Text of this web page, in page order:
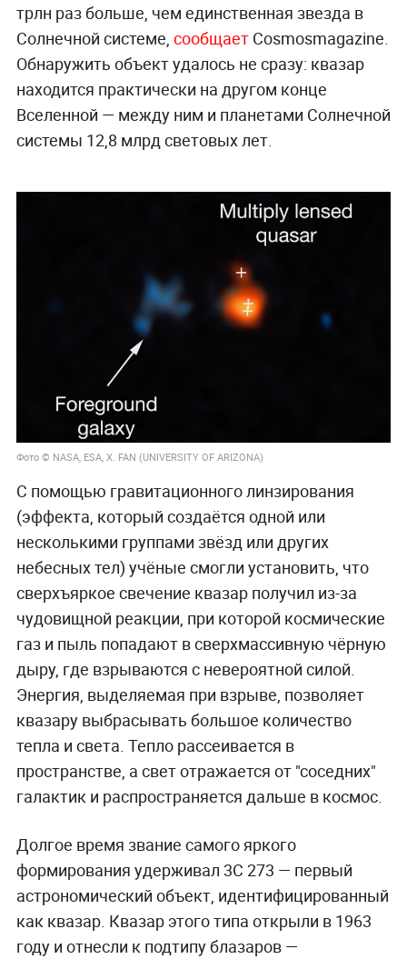
трлн раз больше, чем единственная звезда в
Солнечной системе, сообщаетСosmosmagazine.
Обнаружить объект удалось не сразу: квазар
находится практически на другом конце
Вселенной — между ним и планетами Солнечной
системы 12,8 млрд световых лет.
Фото © NASA, ESA, X. FAN (UNIVERSITY OF ARIZONA)
С помощью гравитационного линзирования
(эффекта, который создаётся одной или
несколькими группами звёзд или других
небесных тел) учёные смогли установить, что
сверхъяркое свечение квазар получил из-за
чудовищной реакции, при которой космические
газ и пыль попадают в сверхмассивную чёрную
дыру, где взрываются с невероятной силой.
Энергия, выделяемая при взрыве, позволяет
квазару выбрасывать большое количество
тепла и света. Тепло рассеивается в
пространстве, а свет отражается от "соседних"
галактик и распространяется дальше в космос.
Долгое время звание самого яркого
формирования удерживал 3C 273 — первый
астрономический объект, идентифицированный
как квазар. Квазар этого типа открыли в 1963
году и отнесли к подтипу блазаров —